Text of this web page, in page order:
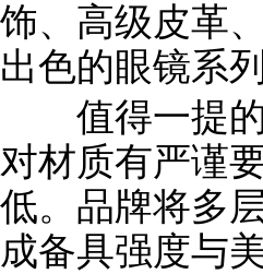
饰、高级皮革
出色的眼镜系列
值得一提的
对材质有严谨
低。品牌将多
成备具强度与